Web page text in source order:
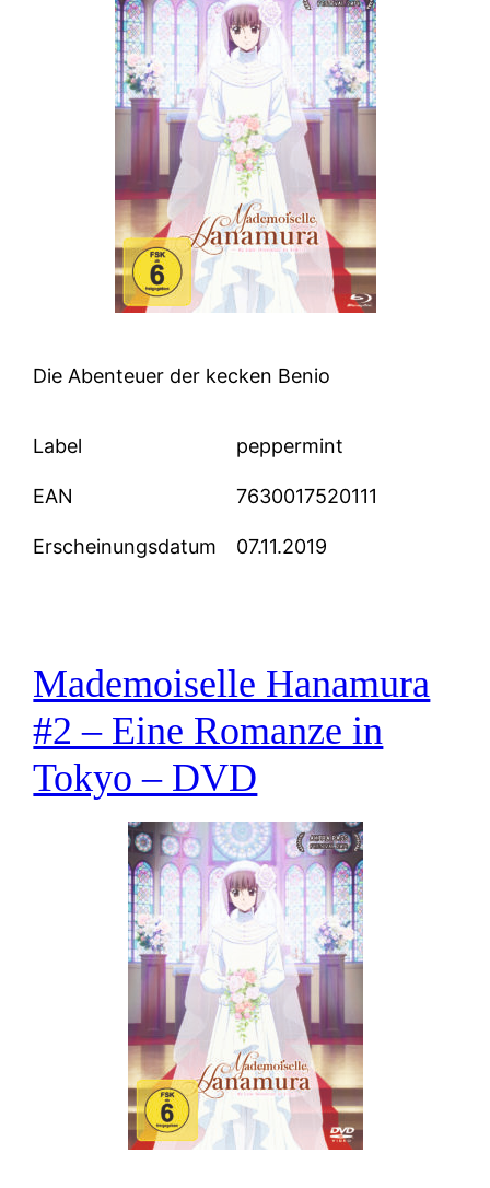
Die Abenteuer der kecken Benio
Label peppermint
EAN 7630017520111
Erscheinungsdatum 07.11.2019
Mademoiselle Hanamura
#2 – Eine Romanze in
Tokyo – DVD